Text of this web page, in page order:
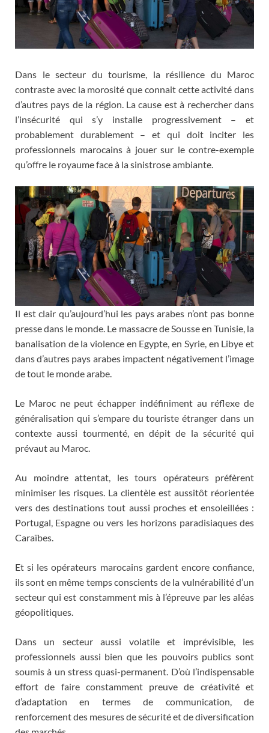
Dans le secteur du tourisme, la résilience du Maroc
contraste avec la morosité que connait cette activité dans
d’autres pays de la région. La cause est à rechercher dans
l’insécurité qui s’y installe progressivement – et
probablement durablement – et qui doit inciter les
professionnels marocains à jouer sur le contre-exemple
qu’offre le royaume face à la sinistrose ambiante.
Il est clair qu’aujourd’hui les pays arabes n’ont pas bonne
presse dans le monde. Le massacre de Sousse en Tunisie, la
banalisation de la violence en Egypte, en Syrie, en Libye et
dans d’autres pays arabes impactent négativement l’image
de tout le monde arabe.
Le Maroc ne peut échapper indéfiniment au réflexe de
généralisation qui s’empare du touriste étranger dans un
contexte aussi tourmenté, en dépit de la sécurité qui
prévaut au Maroc.
Au moindre attentat, les tours opérateurs préfèrent
minimiser les risques. La clientèle est aussitôt réorientée
vers des destinations tout aussi proches et ensoleillées :
Portugal, Espagne ou vers les horizons paradisiaques des
Caraïbes.
Et si les opérateurs marocains gardent encore confiance,
ils sont en même temps conscients de la vulnérabilité d’un
secteur qui est constamment mis à l’épreuve par les aléas
géopolitiques.
Dans un secteur aussi volatile et imprévisible, les
professionnels aussi bien que les pouvoirs publics sont
soumis à un stress quasi-permanent. D’où l’indispensable
effort de faire constamment preuve de créativité et
d’adaptation en termes de communication, de
renforcement des mesures de sécurité et de diversification